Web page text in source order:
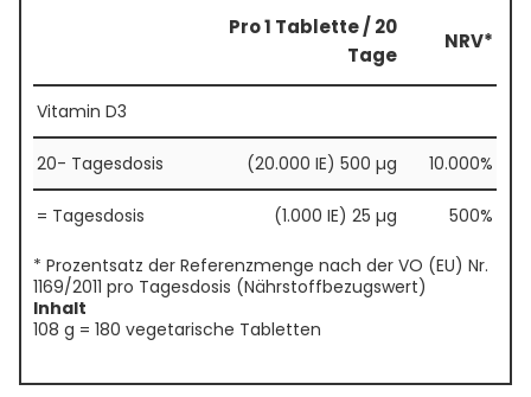
Pro 1 Tablette / 20
Tage
NRV*
Vitamin D3
20- Tagesdosis (20.000 IE) 500 µg 10.000%
= Tagesdosis (1.000 IE) 25 µg 500%
* Prozentsatz der Referenzmenge nach der VO (EU) Nr.
1169/2011 pro Tagesdosis (Nährstoffbezugswert)
Inhalt
108 g = 180 vegetarische Tabletten